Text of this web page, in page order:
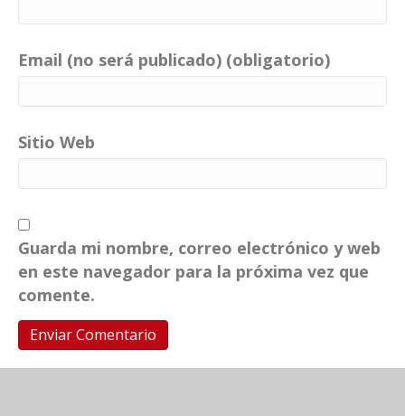
Email (no será publicado) (obligatorio)
Sitio Web
Guarda mi nombre, correo electrónico y web
en este navegador para la próxima vez que
comente.